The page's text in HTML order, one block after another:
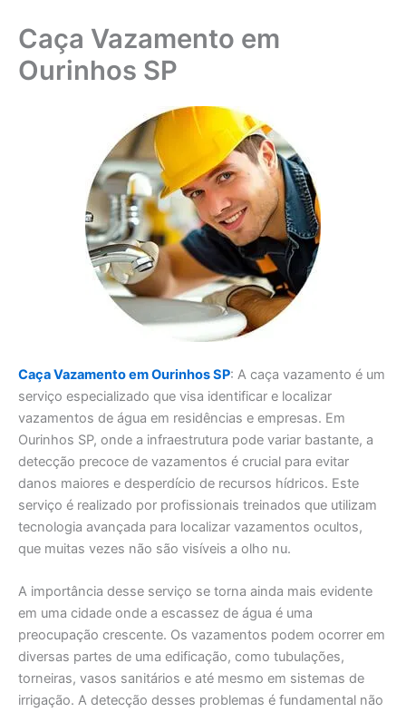
Caça Vazamento em
Ourinhos SP
Caça Vazamento em Ourinhos SP: A caça vazamento é um
serviço especializado que visa identificar e localizar
vazamentos de água em residências e empresas. Em
Ourinhos SP, onde a infraestrutura pode variar bastante, a
detecção precoce de vazamentos é crucial para evitar
danos maiores e desperdício de recursos hídricos. Este
serviço é realizado por profissionais treinados que utilizam
tecnologia avançada para localizar vazamentos ocultos,
que muitas vezes não são visíveis a olho nu.
A importância desse serviço se torna ainda mais evidente
em uma cidade onde a escassez de água é uma
preocupação crescente. Os vazamentos podem ocorrer em
diversas partes de uma edificação, como tubulações,
torneiras, vasos sanitários e até mesmo em sistemas de
irrigação. A detecção desses problemas é fundamental não